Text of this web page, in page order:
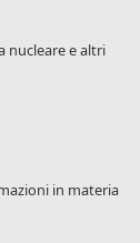
nucleare e altri
in materia